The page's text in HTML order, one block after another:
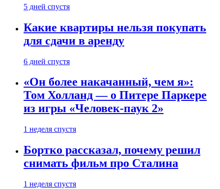
5 дней спустя
Какие квартиры нельзя покупать
для сдачи в аренду
6 дней спустя
«Он более накачанный, чем я»:
Том Холланд — о Питере Паркере
из игры «Человек-паук 2»
1 неделя спустя
Бортко рассказал, почему решил
снимать фильм про Сталина
1 неделя спустя